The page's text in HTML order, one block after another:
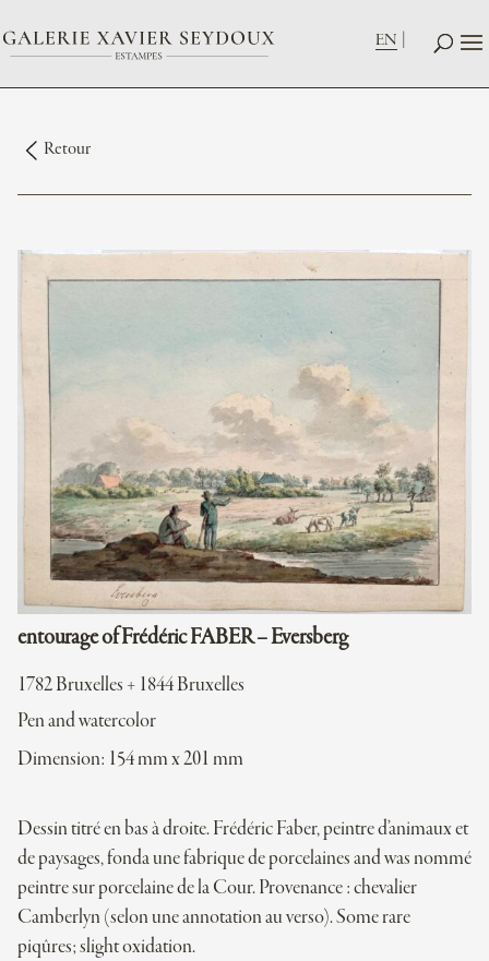
EN
Retour
entourage of Frédéric FABER – Eversberg
1782 Bruxelles + 1844 Bruxelles
Pen and watercolor
Dimension: 154 mm x 201 mm
Dessin titré en bas à droite. Frédéric Faber, peintre d’animaux et
de paysages, fonda une fabrique de porcelaines and was nommé
peintre sur porcelaine de la Cour. Provenance : chevalier
Camberlyn (selon une annotation au verso). Some rare
piqûres; slight oxidation.